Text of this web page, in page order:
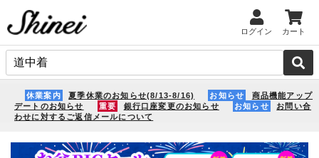
ログイン カート
休業案内 夏季休業のお知らせ(8/13-8/16) お知らせ
商品機能アップ
デートのお知らせ
重要 銀行口座変更のお知らせ お知らせ
お問い合
わせに対するご返信メールについて